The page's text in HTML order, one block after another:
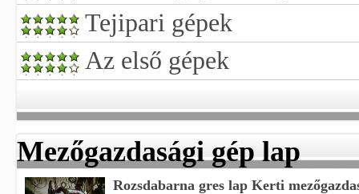
Tejipari gépek
Az első gépek
Mezőgazdasági gép lap
Rozsdabarna gres lap Kerti